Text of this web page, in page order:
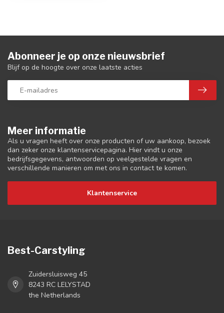
Meer informatie
Als u vragen heeft over onze producten of uw aankoop, bezoek
dan zeker onze klantenservicepagina. Hier vindt u onze
bedrijfsgegevens, antwoorden op veelgestelde vragen en
verschillende manieren om met ons in contact te komen.
Klantenservice
Abonneer je op onze nieuwsbrief
Blijf op de hoogte over onze laatste acties
Best-Carstyling
Zuidersluisweg 45
8243 RC LELYSTAD
the Netherlands